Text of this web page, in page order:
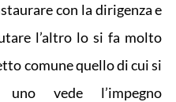
con la dirigenza e
l’altro lo si fa molto
comune quello di cui si
vede l’impegno